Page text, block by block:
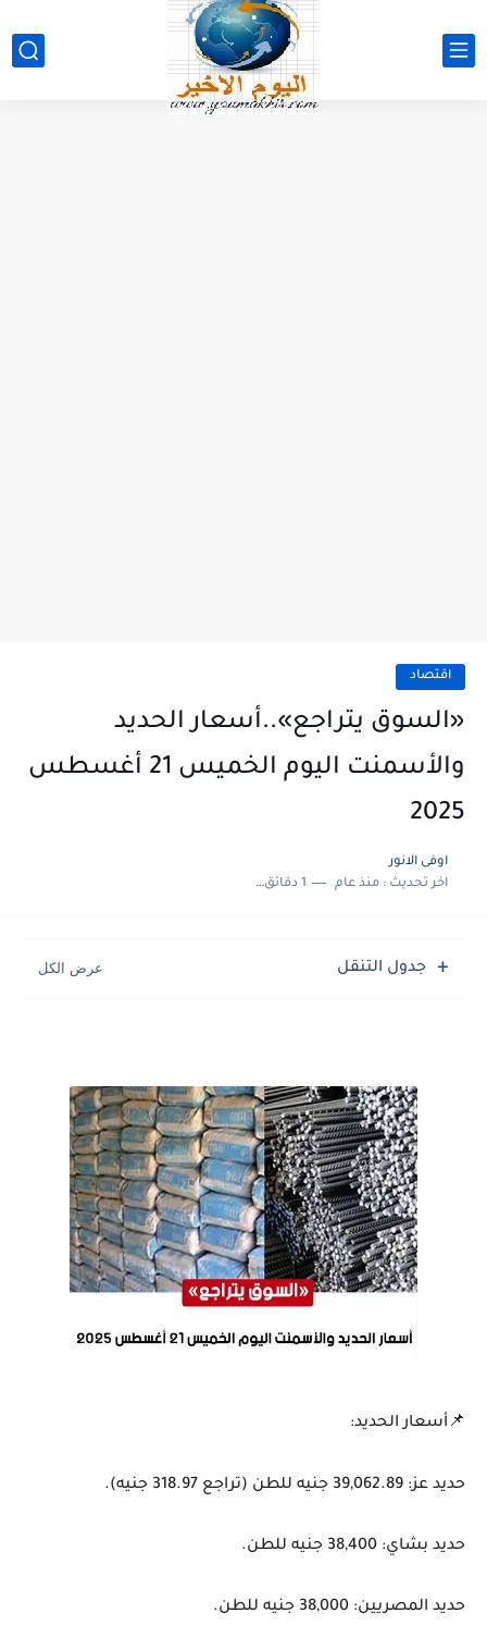
اقتصاد
«السوق يتراجع»..أسعار الحديد
والأسمنت اليوم الخميس 21 أغسطس
2025
اوفى الانور
اخر تحديث :منذ عام 1 دقائق للقراءة
جدول التنقل
📌أسعار الحديد:
حديد عز: 39,062.89 جنيه للطن (تراجع 318.97 جنيه).
حديد بشاي: 38,400 جنيه للطن.
حديد المصريين: 38,000 جنيه للطن.